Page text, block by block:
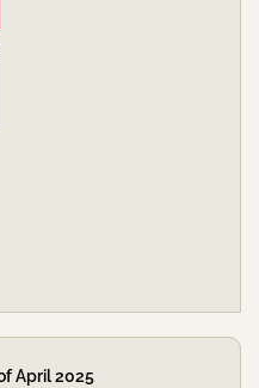
April 2025